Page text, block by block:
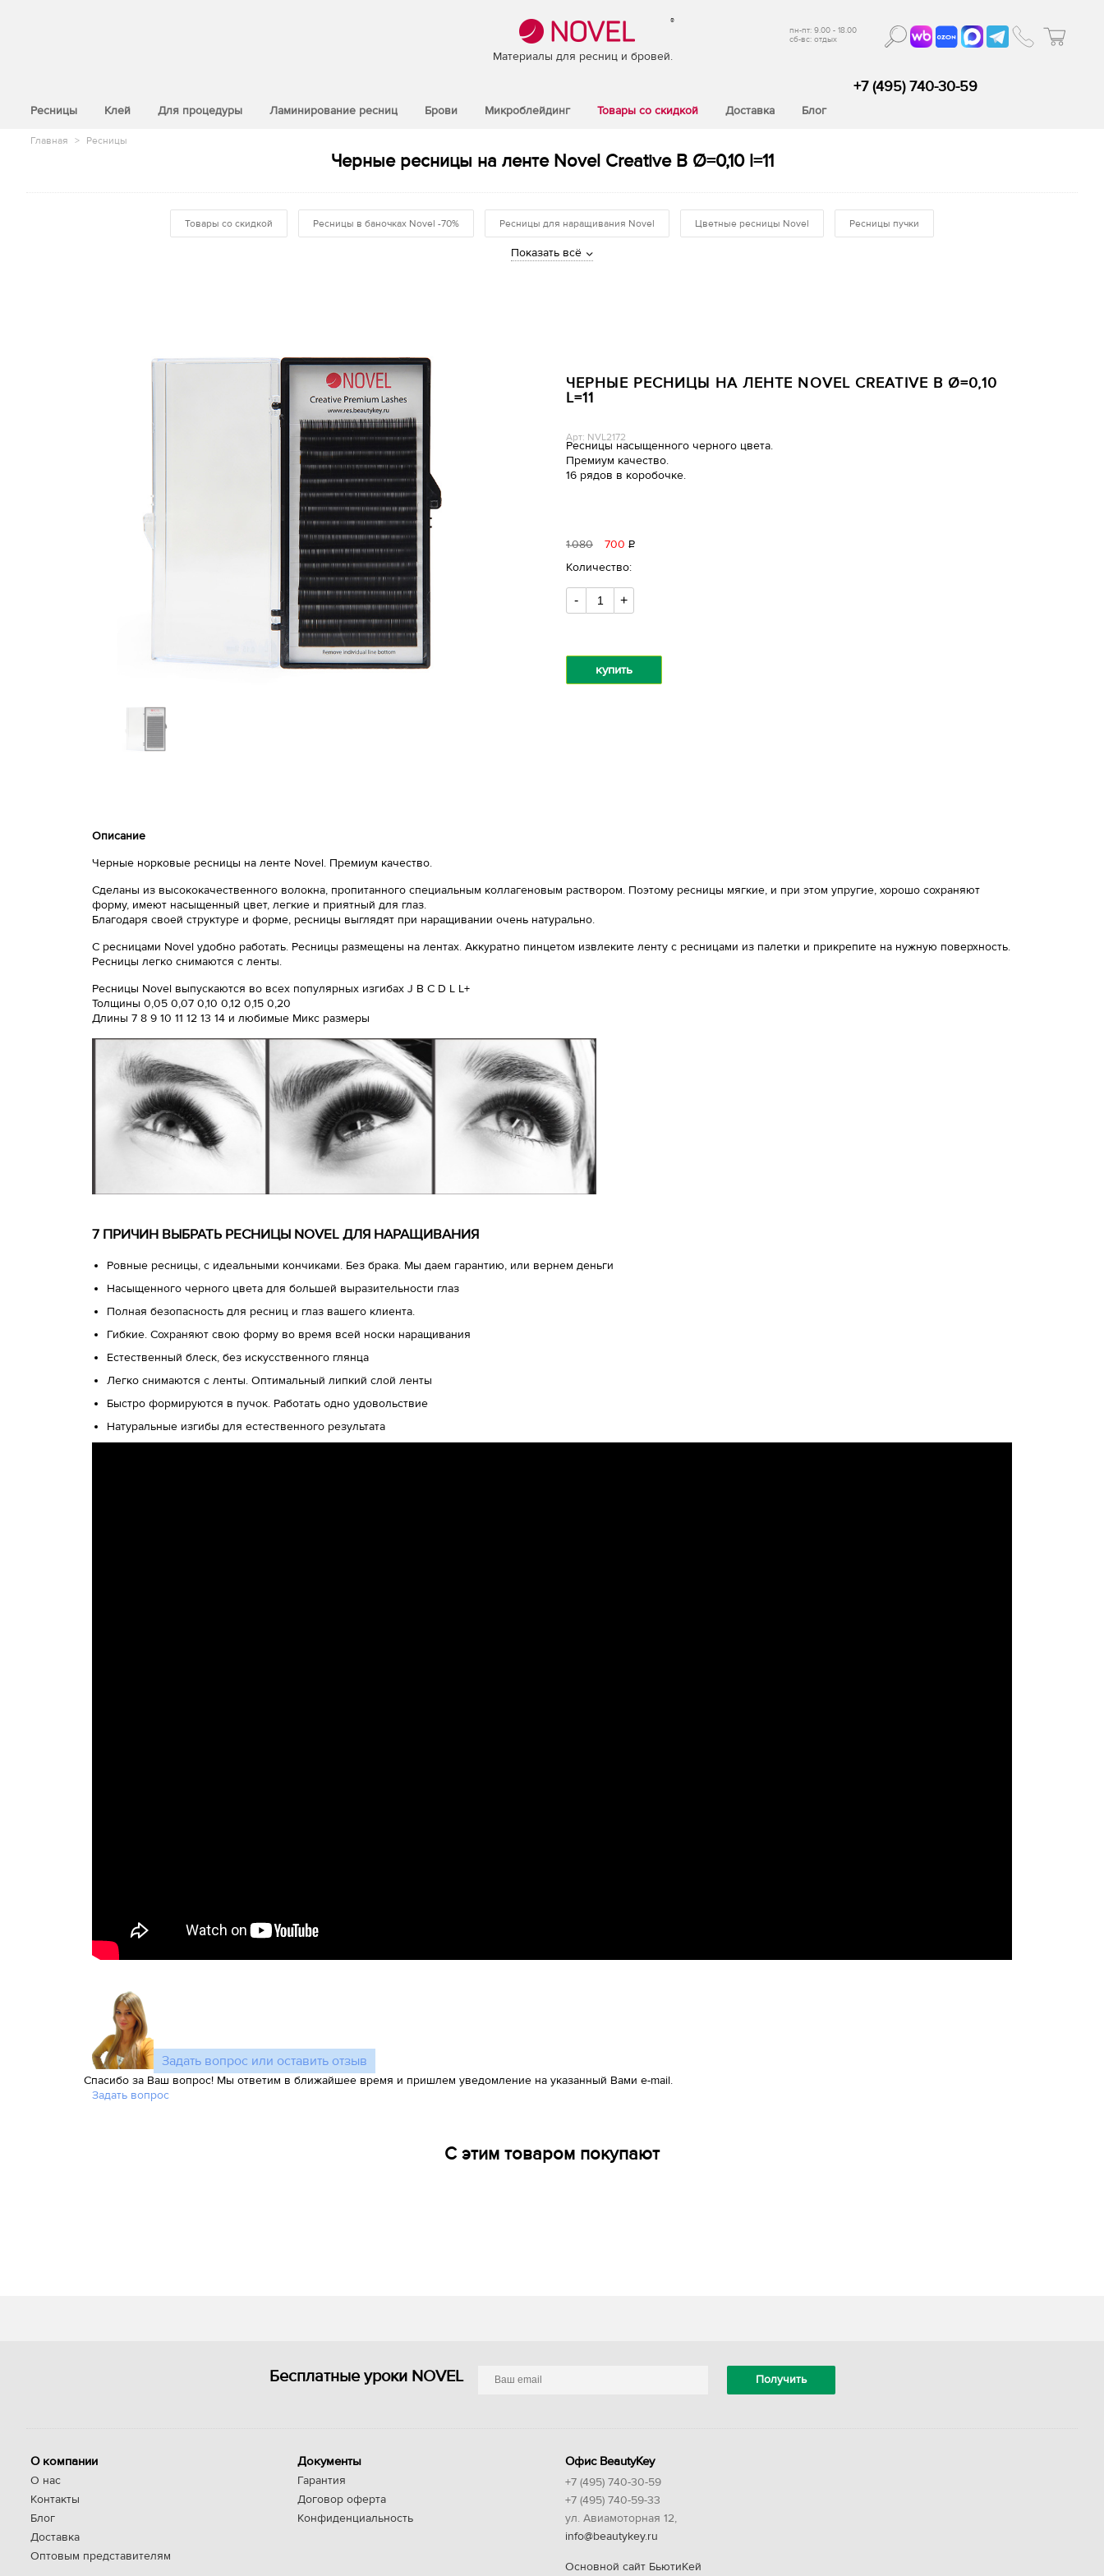
®
Материалы для ресниц и бровей.
пн-пт: 9.00 - 18.00
сб-вс: отдых
Ресницы Клей Для процедуры Ламинирование ресниц Брови Микроблейдинг Товары со скидкой Доставка Блог
+7 (495) 740-30-59
Главная > Ресницы
Черные ресницы на ленте Novel Creative B Ø=0,10 l=11
Товары со скидкой Ресницы в баночках Novel -70% Ресницы для наращивания Novel Цветные ресницы Novel Ресницы пучки
Показать всё
ЧЕРНЫЕ РЕСНИЦЫ НА ЛЕНТЕ NOVEL CREATIVE B Ø=0,10
L=11
Арт: NVL2172
Ресницы насыщенного черного цвета.
Премиум качество.
16 рядов в коробочке.
1080 700 Р
Количество:
- +
купить
Описание
Черные норковые ресницы на ленте Novel. Премиум качество.
Сделаны из высококачественного волокна, пропитанного специальным коллагеновым раствором. Поэтому ресницы мягкие, и при этом упругие, хорошо сохраняют
форму, имеют насыщенный цвет, легкие и приятный для глаз.
Благодаря своей структуре и форме, ресницы выглядят при наращивании очень натурально.
С ресницами Novel удобно работать. Ресницы размещены на лентах. Аккуратно пинцетом извлеките ленту с ресницами из палетки и прикрепите на нужную поверхность.
Ресницы легко снимаются с ленты.
Ресницы Novel выпускаются во всех популярных изгибах J B C D L L+
Толщины 0,05 0,07 0,10 0,12 0,15 0,20
Длины 7 8 9 10 11 12 13 14 и любимые Микс размеры
7 ПРИЧИН ВЫБРАТЬ РЕСНИЦЫ NOVEL ДЛЯ НАРАЩИВАНИЯ
Ровные ресницы, с идеальными кончиками. Без брака. Мы даем гарантию, или вернем деньги
Насыщенного черного цвета для большей выразительности глаз
Полная безопасность для ресниц и глаз вашего клиента.
Гибкие. Сохраняют свою форму во время всей носки наращивания
Естественный блеск, без искусственного глянца
Легко снимаются с ленты. Оптимальный липкий слой ленты
Быстро формируются в пучок. Работать одно удовольствие
Натуральные изгибы для естественного результата
Задать вопрос или оставить отзыв
Спасибо за Ваш вопрос! Мы ответим в ближайшее время и пришлем уведомление на указанный Вами e-mail.
Задать вопрос
С этим товаром покупают
Бесплатные уроки NOVEL
О компании
О нас
Контакты
Блог
Доставка
Оптовым представителям
Документы
Гарантия
Договор оферта
Конфиденциальность
Офис BeautyKey
+7 (495) 740-30-59
+7 (495) 740-59-33
ул. Авиамоторная 12,
info@beautykey.ru
Основной сайт БьютиКей